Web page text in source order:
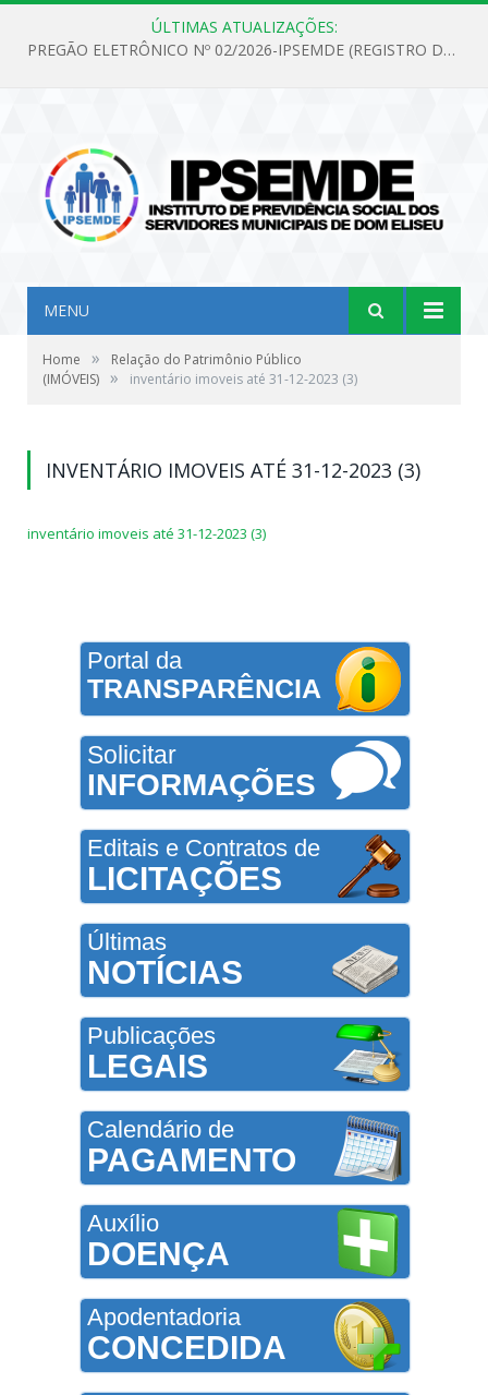
ÚLTIMAS ATUALIZAÇÕES:
PREGÃO ELETRÔNICO Nº 02/2026-IPSEMDE (REGISTRO DE PREÇOS PARA FUTURA E EVENTUAL AQUISIÇÃO DE MATERIAL DE LIMPEZA E GÊNEROS ALIMENTÍCIOS PARA ATENDER AS NECESSIDADES DO INSTITUTO DE PREVIDÊNCIA SOCIAL DOS SERVIDORES MUNICIPAIS DE DOM ELISEU.)
MENU
Home »
Relação do Patrimônio Público
(IMÓVEIS) » inventário imoveis até 31-12-2023 (3)
INVENTÁRIO IMOVEIS ATÉ 31-12-2023 (3)
inventário imoveis até 31-12-2023 (3)
Portal da
TRANSPARÊNCIA
Solicitar
INFORMAÇÕES
Editais e Contratos de
LICITAÇÕES
Últimas
NOTÍCIAS
Publicações
LEGAIS
Calendário de
PAGAMENTO
Auxílio
DOENÇA
Apodentadoria
CONCEDIDA